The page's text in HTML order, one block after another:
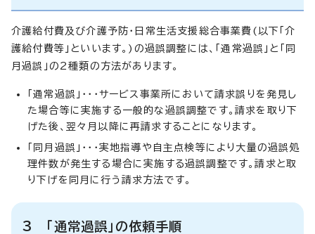
介護給付費及び介護予防・日常生活支援総合事業費(以下「介
護給付費等」といいます。)の過誤調整には、「通常過誤」と「同
月過誤」の2種類の方法があります。
「通常過誤」・・・サービス事業所において請求誤りを発見し
た場合等に実施する一般的な過誤調整です。請求を取り下
げた後、翌々月以降に再請求することになります。
「同月過誤」・・・実地指導や自主点検等により大量の過誤処
理件数が発生する場合に実施する過誤調整です。請求と取
り下げを同月に行う請求方法です。
3 「通常過誤」の依頼手順